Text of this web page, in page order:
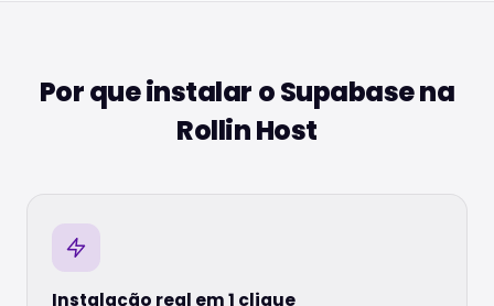
Por que instalar o Supabase na
Rollin Host
Instalação real em 1 clique